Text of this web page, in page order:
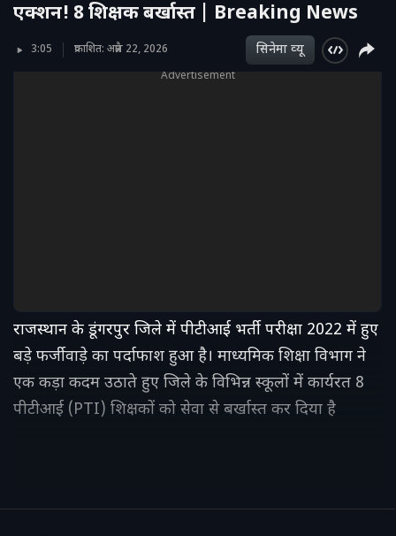
एक्शन! 8 शिक्षक बर्खास्त | Breaking News
3:05 प्रकाशित: अप्रैल 22, 2026 सिनेमा व्‍यू
Advertisement
राजस्थान के डूंगरपुर जिले में पीटीआई भर्ती परीक्षा 2022 में हुए
बड़े फर्जीवाड़े का पर्दाफाश हुआ है। माध्यमिक शिक्षा विभाग ने
एक कड़ा कदम उठाते हुए जिले के विभिन्न स्कूलों में कार्यरत 8
पीटीआई (PTI) शिक्षकों को सेवा से बर्खास्त कर दिया है